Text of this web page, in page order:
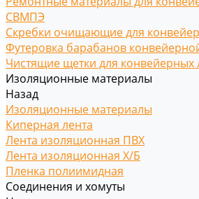
СВМПЭ
Скребки очищающие для
Футеровка барабанов
Чистящие щетки для конвейерных
Изоляционные материалы
Назад
Изоляционные материалы
Киперная лента
Лента изоляционная ПВХ
Лента изоляционная Х/Б
Пленка полиимидная
Соединения и хомуты